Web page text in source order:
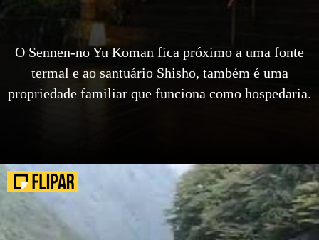
O Sennen-no Yu Koman fica próximo a uma fonte
termal e ao santuário Shisho, também é uma
propriedade familiar que funciona como hospedaria.